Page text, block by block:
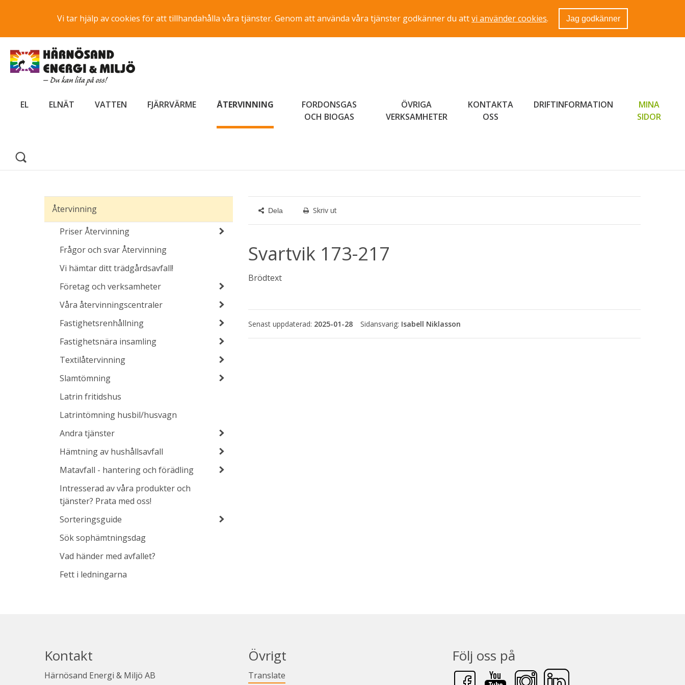
Vi tar hjälp av cookies för att tillhandahålla våra tjänster. Genom att använda våra tjänster godkänner du attvi använder cookies. Jag godkänner
EL ELNÄT VATTEN FJÄRRVÄRME ÅTERVINNING
FORDONSGAS
OCH BIOGAS
ÖVRIGA
VERKSAMHETER
KONTAKTA
OSS
DRIFTINFORMATION
MINA
SIDOR
Återvinning
Priser Återvinning
Frågor och svar Återvinning
Vi hämtar ditt trädgårdsavfall!
Företag och verksamheter
Våra återvinningscentraler
Fastighetsrenhållning
Fastighetsnära insamling
Textilåtervinning
Slamtömning
Latrin fritidshus
Latrintömning husbil/husvagn
Andra tjänster
Hämtning av hushållsavfall
Matavfall - hantering och förädling
Intresserad av våra produkter och
tjänster? Prata med oss!
Sorteringsguide
Sök sophämtningsdag
Vad händer med avfallet?
Fett i ledningarna
Dela Skriv ut
Svartvik 173-217
Brödtext
Senast uppdaterad: 2025-01-28 Isabell Niklasson
Kontakt
Härnösand Energi & Miljö AB
Övrigt
Translate
Följ oss på